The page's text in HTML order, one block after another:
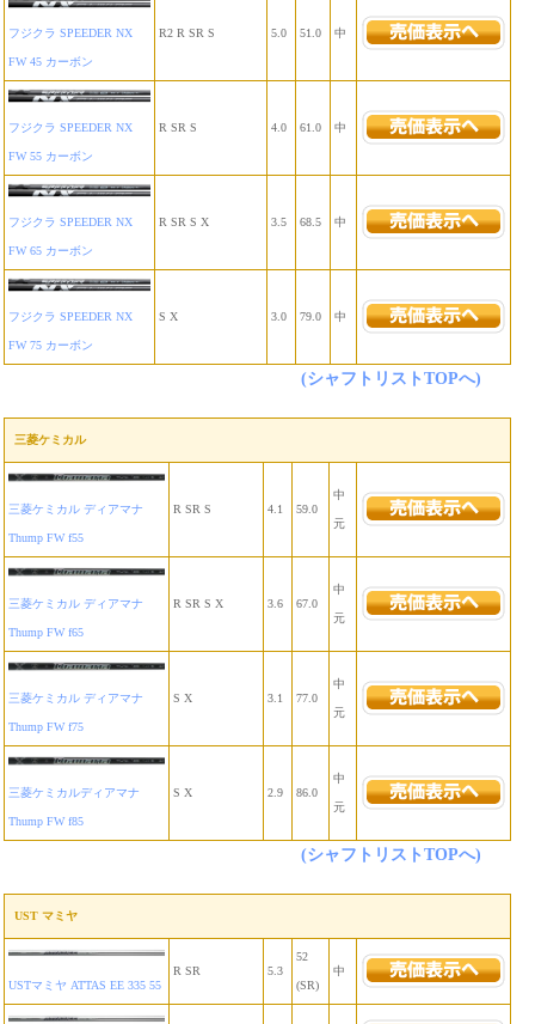
フジクラ SPEEDER NX
FW 45 カーボン
R2 R SR S 5.0 51.0 中
フジクラ SPEEDER NX
FW 55 カーボン
R SR S 4.0 61.0 中
フジクラ SPEEDER NX
FW 65 カーボン
R SR S X 3.5 68.5 中
フジクラ SPEEDER NX
FW 75 カーボン
S X 3.0 79.0 中
(シャフトリストTOPへ)
三菱ケミカル
三菱ケミカル ディアマナ
Thump FW f55
R SR S 4.1 59.0
中
元
三菱ケミカル ディアマナ
Thump FW f65
R SR S X 3.6 67.0
中
元
三菱ケミカル ディアマナ
Thump FW f75
S X 3.1 77.0
中
元
三菱ケミカルディアマナ
Thump FW f85
S X 2.9 86.0
中
元
(シャフトリストTOPへ)
UST マミヤ
USTマミヤ ATTAS EE 335 55
R SR 5.3
52
(SR)
中